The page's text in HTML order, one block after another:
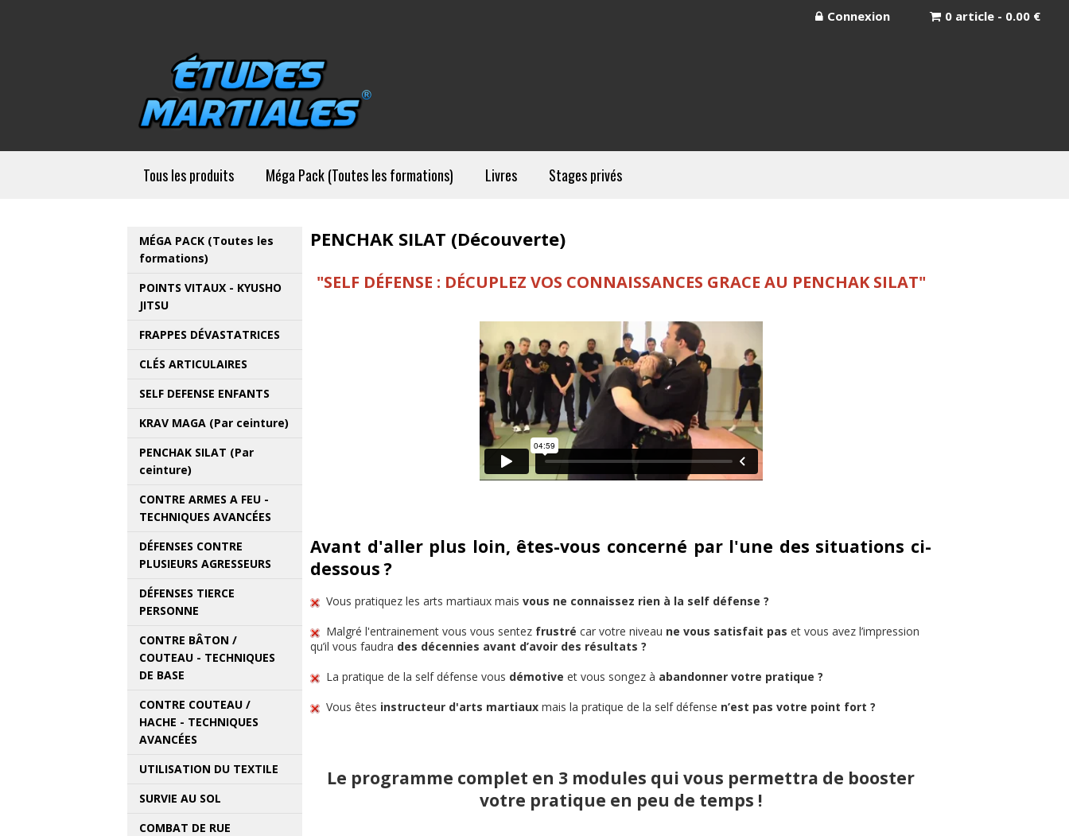
Connexion 0 article - 0.00 €
Tous les produits Méga Pack (Toutes les formations) Livres Stages privés
MÉGA PACK (Toutes les
formations)
POINTS VITAUX - KYUSHO
JITSU
FRAPPES DÉVASTATRICES
CLÉS ARTICULAIRES
SELF DEFENSE ENFANTS
KRAV MAGA (Par ceinture)
PENCHAK SILAT (Par
ceinture)
CONTRE ARMES A FEU -
TECHNIQUES AVANCÉES
DÉFENSES CONTRE
PLUSIEURS AGRESSEURS
DÉFENSES TIERCE
PERSONNE
CONTRE BÂTON /
COUTEAU - TECHNIQUES
DE BASE
CONTRE COUTEAU /
HACHE - TECHNIQUES
AVANCÉES
UTILISATION DU TEXTILE
SURVIE AU SOL
COMBAT DE RUE
PENCHAK SILAT (Découverte)
"SELF DÉFENSE : DÉCUPLEZ VOS CONNAISSANCES GRACE AU PENCHAK SILAT"
Avant d'aller plus loin, êtes-vous concerné par l'une des situations ci-
dessous ?
Vous pratiquez les arts martiaux mais vous ne connaissez rien à la self défense ?
Malgré l'entrainement vous vous sentez frustré car votre niveau ne vous satisfait pas et vous avez l’impression
qu’il vous faudra des décennies avant d’avoir des résultats ?
La pratique de la self défense vous démotive et vous songez à abandonner votre pratique ?
Vous êtes instructeur d'arts martiaux mais la pratique de la self défense n’est pas votre point fort ?
Le programme complet en 3 modules qui vous permettra de booster
votre pratique en peu de temps !